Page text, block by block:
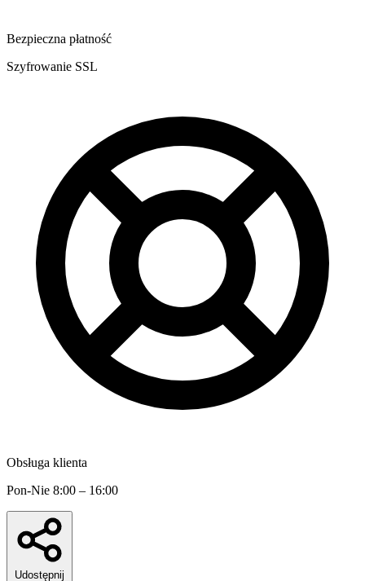
Bezpieczna płatność
Szyfrowanie SSL
Obsługa klienta
Pon-Nie 8:00 – 16:00
Udostępnij